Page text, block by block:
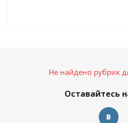
Не найдено рубрик
Оставайтесь